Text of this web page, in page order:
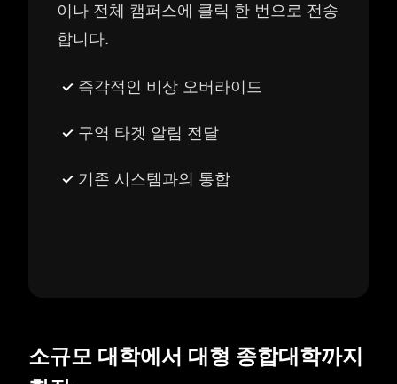
이나 전체 캠퍼스에 클릭 한 번으로 전송
합니다.
즉각적인 비상 오버라이드
구역 타겟 알림 전달
기존 시스템과의 통합
소규모 대학에서 대형 종합대학까지